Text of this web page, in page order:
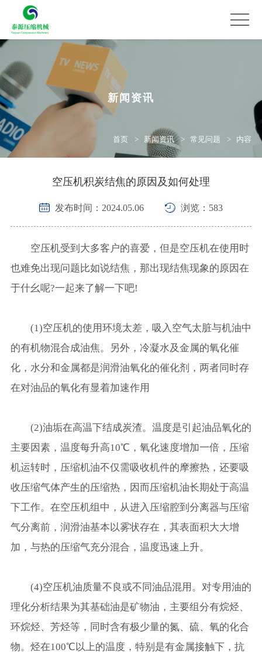
新闻资讯
首页 新闻资讯 常见问题 内容
空压机积炭结焦的原因及如何处理
发布时间：2024.05.06 浏览：583
空压机受到大多客户的喜爱，但是空压机在使用时
也难免出现问题比如说结焦，那出现结焦现象的原因在
于什幺呢?一起来了解一下吧!
(1)空压机的使用环境太差，吸入空气太脏与机油中
的有机物混合成油焦。另外，冷凝水及金属的氧化催
化，水分和金属都是润滑油氧化的催化剂，两者同时存
在对油品的氧化有显着加速作用
(2)油垢在高温下结成炭渣。温度是引起油品氧化的
主要因素，温度每升高10℃，氧化速度增加一倍，压缩
机运转时，压缩机油不仅需吸收机件的摩擦热，还要吸
收压缩气体产生的压缩热，因而压缩机油长期处于高温
下工作。在空压机组中，从进入压缩腔到分离器与压缩
气分离前，润滑油基本以雾状存在，其表面积大大增
加，与热的压缩气充分混合，温度迅速上升。
(4)空压机油质量不良或不同油品混用。对专用油的
理化分析结果为其基础油是矿物油，主要组分有烷烃、
环烷烃、芳烃等，同时含有极少量的氮、硫、氧的化合
物。烃在100℃以上的温度，特别是有金属接触下，抗